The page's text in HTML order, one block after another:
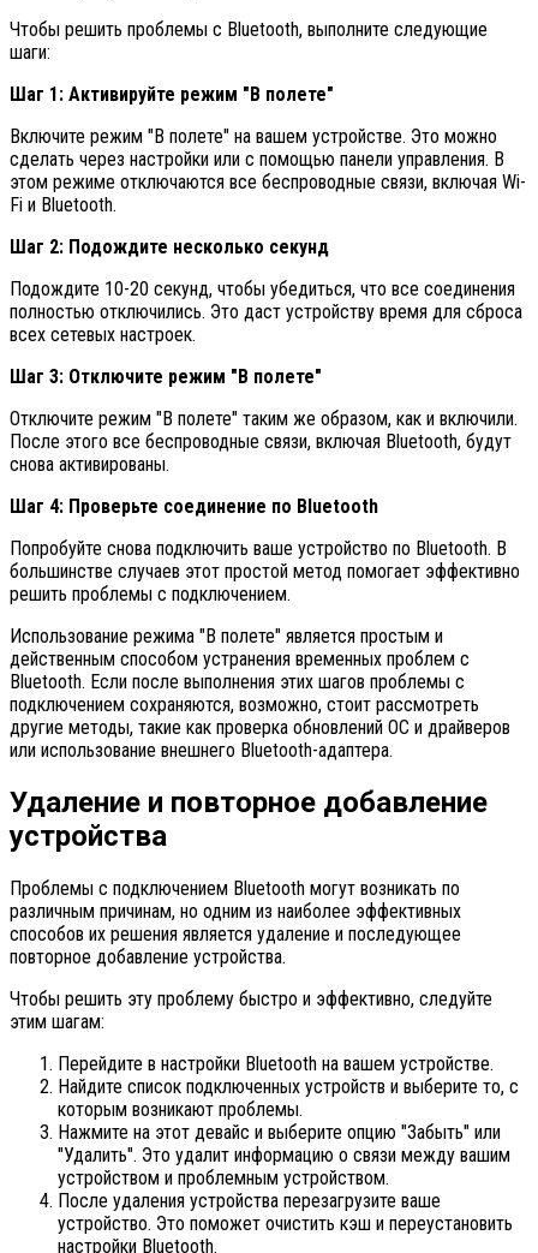
Чтобы решить проблемы с Bluetooth, выполните следующие
шаги:
Шаг 1: Активируйте режим "В полете"
Включите режим "В полете" на вашем устройстве. Это можно
сделать через настройки или с помощью панели управления. В
этом режиме отключаются все беспроводные связи, включая Wi-
Fi и Bluetooth.
Шаг 2: Подождите несколько секунд
Подождите 10-20 секунд, чтобы убедиться, что все соединения
полностью отключились. Это даст устройству время для сброса
всех сетевых настроек.
Шаг 3: Отключите режим "В полете"
Отключите режим "В полете" таким же образом, как и включили.
После этого все беспроводные связи, включая Bluetooth, будут
снова активированы.
Шаг 4: Проверьте соединение по Bluetooth
Попробуйте снова подключить ваше устройство по Bluetooth. В
большинстве случаев этот простой метод помогает эффективно
решить проблемы с подключением.
Использование режима "В полете" является простым и
действенным способом устранения временных проблем с
Bluetooth. Если после выполнения этих шагов проблемы с
подключением сохраняются, возможно, стоит рассмотреть
другие методы, такие как проверка обновлений ОС и драйверов
или использование внешнего Bluetooth-адаптера.
Удаление и повторное добавление
устройства
Проблемы с подключением Bluetooth могут возникать по
различным причинам, но одним из наиболее эффективных
способов их решения является удаление и последующее
повторное добавление устройства.
Чтобы решить эту проблему быстро и эффективно, следуйте
этим шагам:
Перейдите в настройки Bluetooth на вашем устройстве.
Найдите список подключенных устройств и выберите то, с
которым возникают проблемы.
Нажмите на этот девайс и выберите опцию "Забыть" или
"Удалить". Это удалит информацию о связи между вашим
устройством и проблемным устройством.
После удаления устройства перезагрузите ваше
устройство. Это поможет очистить кэш и переустановить
настройки Bluetooth.